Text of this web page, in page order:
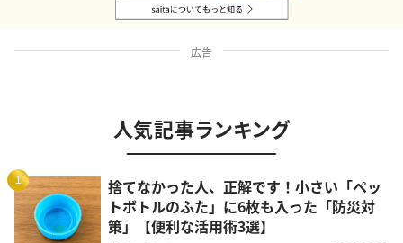
広告
人気記事ランキング
1
捨てなかった人、正解です！小さい「ペッ
トボトルのふた」に6枚も入った「防災対
策」【便利な活用術3選】